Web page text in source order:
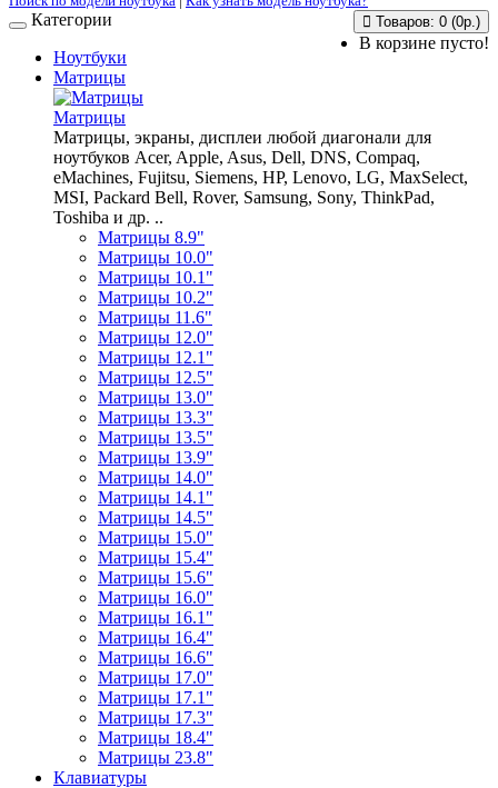
Товаров: 0 (0р.)
В корзине пусто!
Категории
Ноутбуки
Матрицы
Матрицы
Матрицы, экраны, дисплеи любой диагонали для
ноутбуков Acer, Apple, Asus, Dell, DNS, Compaq,
eMachines, Fujitsu, Siemens, HP, Lenovo, LG, MaxSelect,
MSI, Packard Bell, Rover, Samsung, Sony, ThinkPad,
Toshiba и др. ..
Матрицы 8.9"
Матрицы 10.0"
Матрицы 10.1"
Матрицы 10.2"
Матрицы 11.6"
Матрицы 12.0"
Матрицы 12.1"
Матрицы 12.5"
Матрицы 13.0"
Матрицы 13.3"
Матрицы 13.5"
Матрицы 13.9"
Матрицы 14.0"
Матрицы 14.1"
Матрицы 14.5"
Матрицы 15.0"
Матрицы 15.4"
Матрицы 15.6"
Матрицы 16.0"
Матрицы 16.1"
Матрицы 16.4"
Матрицы 16.6"
Матрицы 17.0"
Матрицы 17.1"
Матрицы 17.3"
Матрицы 18.4"
Матрицы 23.8"
Клавиатуры